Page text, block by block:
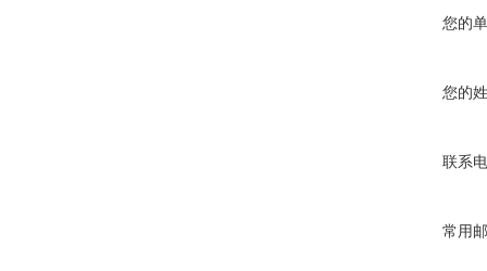
您的
您的
联系
常用